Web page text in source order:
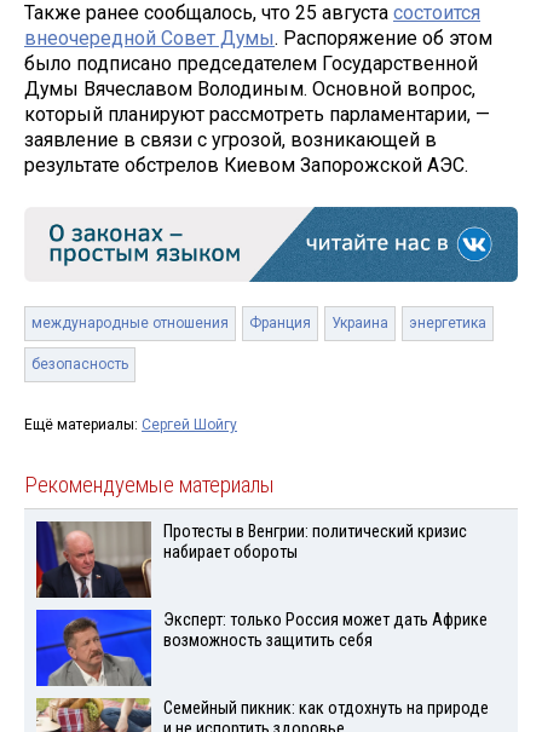
Также ранее сообщалось, что 25 августа состоится
внеочередной Совет Думы. Распоряжение об этом
было подписано председателем Государственной
Думы Вячеславом Володиным. Основной вопрос,
который планируют рассмотреть парламентарии, —
заявление в связи с угрозой, возникающей в
результате обстрелов Киевом Запорожской АЭС.
международные отношения Франция Украина энергетика
безопасность
Ещё материалы: Сергей Шойгу
Рекомендуемые материалы
Протесты в Венгрии: политический кризис
набирает обороты
Эксперт: только Россия может дать Африке
возможность защитить себя
Семейный пикник: как отдохнуть на природе